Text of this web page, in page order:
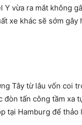
vừa ra mắt không
xe khác sẽ sớm gây
Tây từ lâu vốn coi
đòn tấn công tầm xa
tại Hamburg để